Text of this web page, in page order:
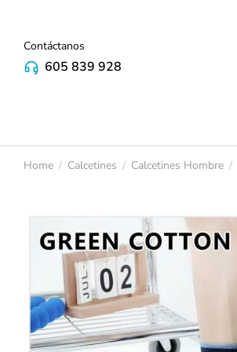
Contáctanos
605 839 928
You are here:
Home Calcetines Calcetines Hombre